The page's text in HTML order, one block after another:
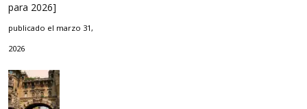
para 2026]
publicado el marzo 31,
2026